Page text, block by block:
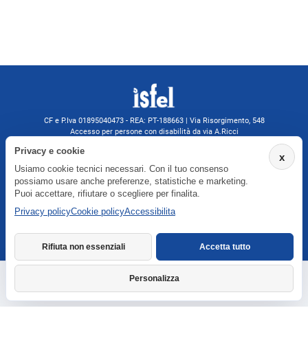
CF e P.Iva 01895040473 - REA: PT-188663 | Via Risorgimento, 548
Accesso per persone con disabilità da via A.Ricci
isfel@pec.it
Informativa privacy
Agenzia formativa iscritta a Formatemp
x
Privacy e cookie
Usiamo cookie tecnici necessari. Con il tuo consenso
possiamo usare anche preferenze, statistiche e marketing.
Puoi accettare, rifiutare o scegliere per finalita.
Privacy policyCookie policyAccessibilita
Rifiuta non essenziali
Personalizza
Accetta tutto
Richiedi informazioni